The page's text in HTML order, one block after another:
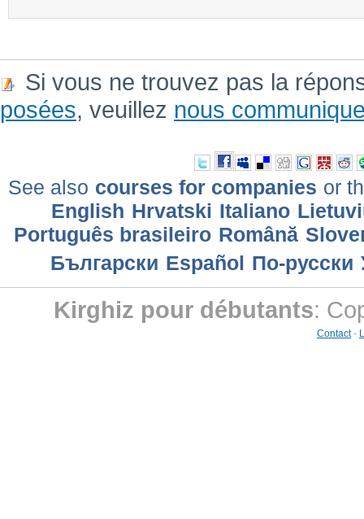
Si vous ne trouvez pas la
posées, veuillez nous
See also courses for companies or
English Hrvatski Italiano
Português brasileiro Română
Български Еspañol По-русски
Kirghiz pour débutants:
Contact-